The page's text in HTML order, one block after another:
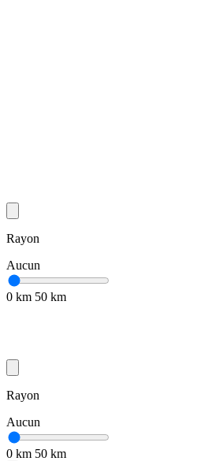
Rayon
Aucun
0 km 50 km
Rayon
Aucun
0 km 50 km